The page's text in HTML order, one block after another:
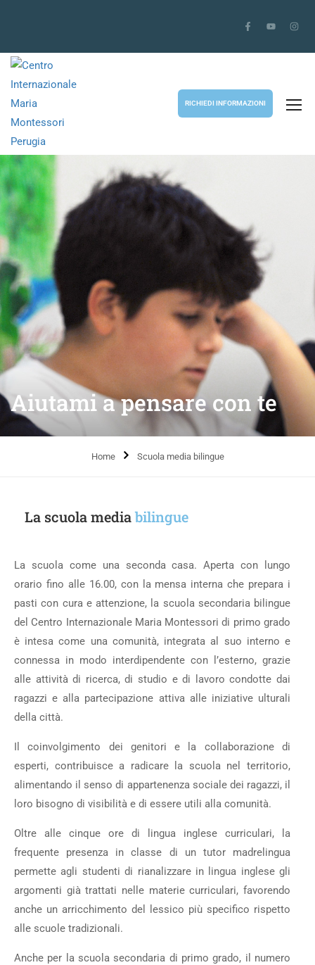
RICHIEDI INFORMAZIONI
Aiutami a pensare con te
Home Scuola media bilingue
La scuola mediabilingue
La scuola come una seconda casa. Aperta con lungo
orario fino alle 16.00, con la mensa interna che prepara i
pasti con cura e attenzione, la scuola secondaria bilingue
del Centro Internazionale Maria Montessori di primo grado
è intesa come una comunità, integrata al suo interno e
connessa in modo interdipendente con l’esterno, grazie
alle attività di ricerca, di studio e di lavoro condotte dai
ragazzi e alla partecipazione attiva alle iniziative ulturali
della città.
Il coinvolgimento dei genitori e la collaborazione di
esperti, contribuisce a radicare la scuola nel territorio,
alimentando il senso di appartenenza sociale dei ragazzi, il
loro bisogno di visibilità e di essere utili alla comunità.
Oltre alle cinque ore di lingua inglese curriculari, la
frequente presenza in classe di un tutor madrelingua
permette agli studenti di rianalizzare in lingua inglese gli
argomenti già trattati nelle materie curriculari, favorendo
anche un arricchimento del lessico più specifico rispetto
alle scuole tradizionali.
Anche per la scuola secondaria di primo grado, il numero